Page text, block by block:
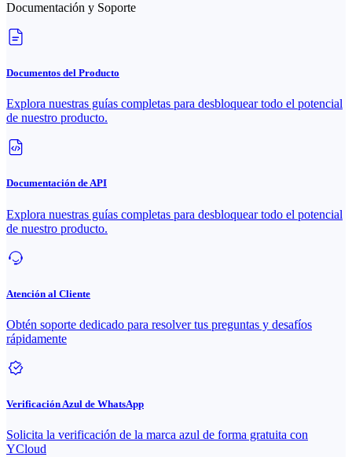
Documentación y Soporte
Documentos del Producto
Explora nuestras guías completas para desbloquear todo el potencial
de nuestro producto.
Documentación de API
Explora nuestras guías completas para desbloquear todo el potencial
de nuestro producto.
Atención al Cliente
Obtén soporte dedicado para resolver tus preguntas y desafíos
rápidamente
Verificación Azul de WhatsApp
Solicita la verificación de la marca azul de forma gratuita con
YCloud